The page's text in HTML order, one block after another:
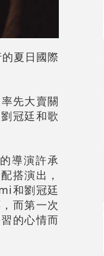
夏日國際
先大賣關
冠廷和歌
導演許承
搭演出，
和劉冠廷
而第一次
的心情而